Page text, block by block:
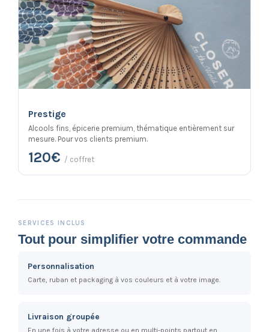
Prestige
Alcools fins, épicerie premium, thématique entièrement sur
mesure. Pour vos clients premium.
120€ / coffret
SERVICES INCLUS
Tout pour simplifier votre commande
Personnalisation
Carte, ruban et packaging à vos couleurs et à votre image.
Livraison groupée
En une fois à votre adresse ou en multi-points partout en